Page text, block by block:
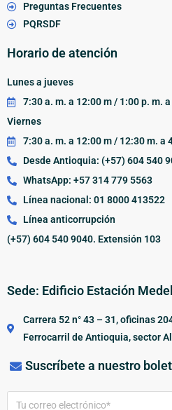
Preguntas Frecuentes
PQRSDF
Horario de atención
Lunes a jueves
7:30 a. m. a 12:00 m / 1:00 p. m.
Viernes
7:30 a. m. a 12:00 m / 12:30 m. a
Desde Antioquia: (+57) 604 540
WhatsApp: +57 314 779 5563
Línea nacional: 01 8000 413522
Línea anticorrupción
(+57) 604 540 9040. Extensión 103
Sede: Edificio Estación
Carrera 52 n° 43 – 31, oficinas
Ferrocarril de Antioquia, sector
Suscríbete a nuestro